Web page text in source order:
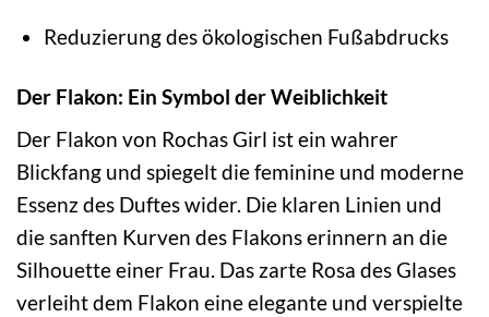
Reduzierung des ökologischen Fußabdrucks
Der Flakon: Ein Symbol der Weiblichkeit
Der Flakon von Rochas Girl ist ein wahrer
Blickfang und spiegelt die feminine und moderne
Essenz des Duftes wider. Die klaren Linien und
die sanften Kurven des Flakons erinnern an die
Silhouette einer Frau. Das zarte Rosa des Glases
verleiht dem Flakon eine elegante und verspielte